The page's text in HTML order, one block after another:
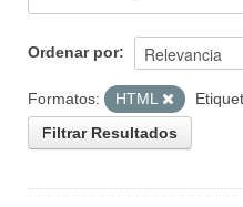
Portal de Transparencia
Ordenar por
Formatos: HTML
Filtrar Resultados